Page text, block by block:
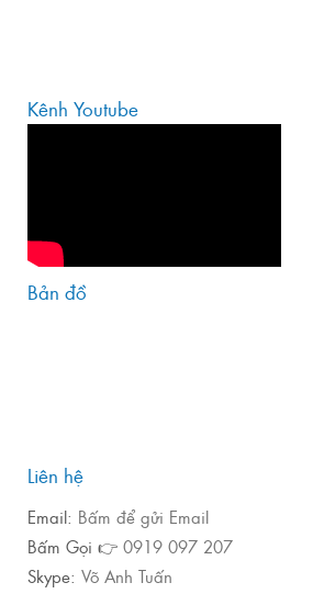
Kênh Youtube
Bản đồ
Liên hệ
Email: Bấm để gửi Email
Bấm Gọi 👉 0919 097 207
Skype: Võ Anh Tuấn